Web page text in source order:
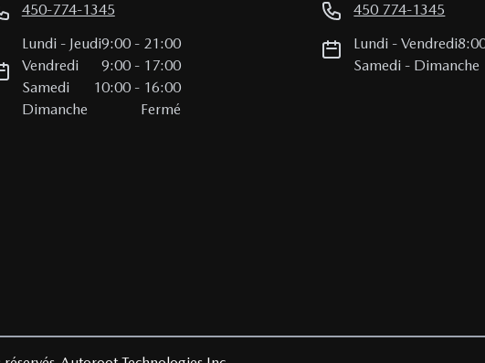
450-774-1345
Lundi - Jeudi9:00- 21:00
Vendredi
9:00- 17:00
Samedi
10:00- 16:00
Dimanche
Fermé
450 774-1345
Lundi -Vendredi
Samedi - Dimanche